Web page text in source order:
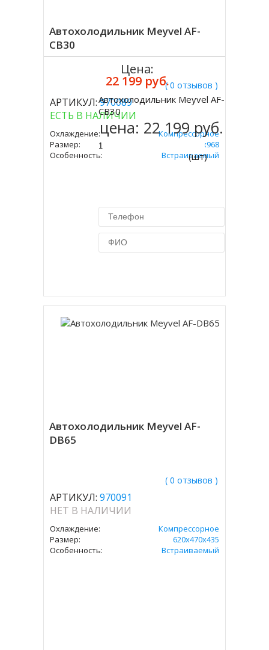
Автохолодильник Meyvel AF-
CB30
( 0 отзывов )
АРТИКУЛ:970089
ЕСТЬ В НАЛИЧИИ
Охлаждение:
Компрессорное
Размер:
250х440х968
Особенность:
Встраиваемый
Цена:
22 199 руб.
Купить
Автохолодильник Meyvel AF-
CB30
цена: 22 199 руб.
(шт)
Автохолодильник Meyvel AF-
DB65
( 0 отзывов )
АРТИКУЛ: 970091
НЕТ В НАЛИЧИИ
Охлаждение:
Компрессорное
Размер:
620х470х435
Особенность:
Встраиваемый